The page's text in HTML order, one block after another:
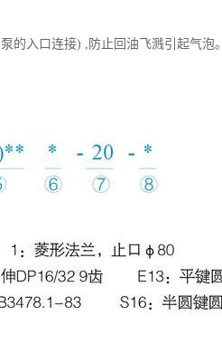
的入口连接) ,防止回油飞溅引起气泡。